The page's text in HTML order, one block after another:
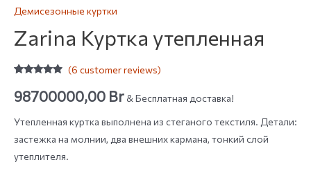
Демисезонные куртки
Zarina Куртка утепленная
out of 5
based on
ratings
(6 customer reviews)
98700000,00 Br& Бесплатная доставка!
Утепленная куртка выполнена из стеганого текстиля. Детали:
застежка на молнии, два внешних кармана, тонкий слой
утеплителя.